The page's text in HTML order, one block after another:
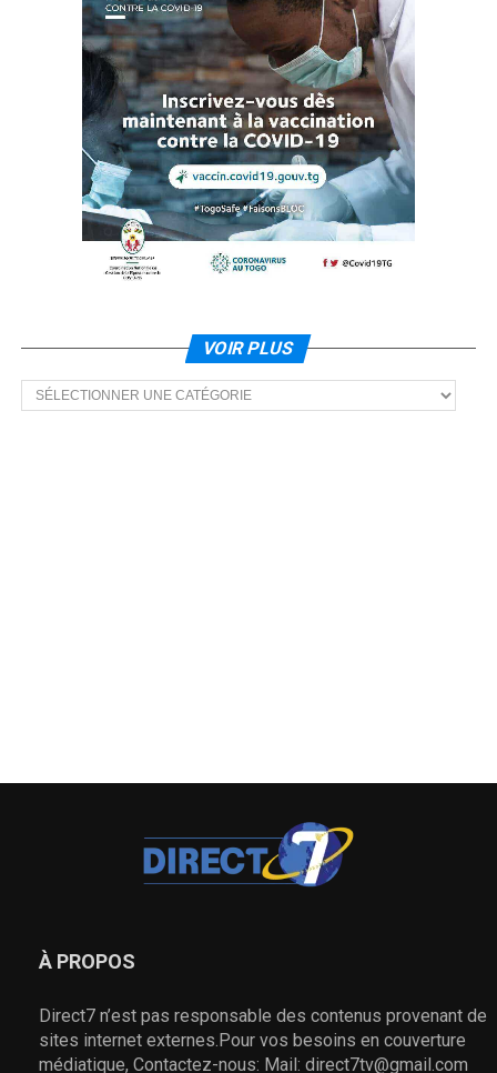
VOIR PLUS
Voir
plus
À PROPOS
Direct7 n’est pas responsable des contenus provenant de
sites internet externes.Pour vos besoins en couverture
médiatique, Contactez-nous: Mail: direct7tv@gmail.com